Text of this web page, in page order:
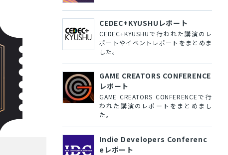
CEDEC+KYUSHUレポート
CEDEC+KYUSHUで行われた講演のレ
ポートやイベントレポートをまとめま
した。
GAME CREATORS CONFERENCE
レポート
GAME CREATORS CONFERENCEで行
われた講演のレポートをまとめまし
た。
Indie Developers Conferenc
eレポート